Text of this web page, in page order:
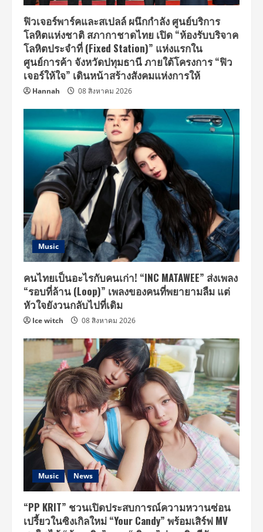
ฟิวเจอร์พาร์คและสเปลล์ ผนึกกำลัง ศูนย์บริการ
โลหิตแห่งชาติ สภากาชาดไทย เปิด “ห้องรับบริจาค
โลหิตประจำที่ (Fixed Station)” แห่งแรกใน
ศูนย์การค้า จังหวัดปทุมธานี ภายใต้โครงการ “ฟิว
เจอร์ให้ใจ” เดินหน้าสร้างสังคมแห่งการให้
Hannah 08 สิงหาคม 2026
Music
คนไทยเป็นอะไรกับคนเก่า! “INC MATAWEE” ส่งเพลง
“รอบที่ล้าน (Loop)” เพลงของคนที่พยายามลืม แต่
หัวใจยังวนกลับไปที่เดิม
Ice witch 08 สิงหาคม 2026
Music News
“PP KRIT” ชวนเปิดประสบการณ์ความหวานซ่อน
เปรี้ยวในซิงเกิลใหม่ “Your Candy” พร้อมเสิร์ฟ MV